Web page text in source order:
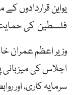
یواین قراردادوں
فلسطین کی
وزیر اعظم عمران
اجلاس کی
سرمایہ کاری، اور